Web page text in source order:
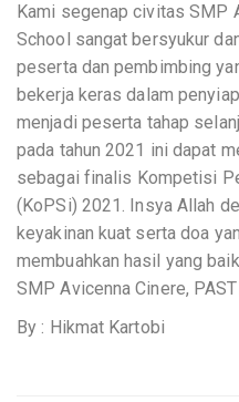
Kami segenap civitas SMP
School sangat bersyukur
peserta dan pembimbing
bekerja keras dalam
menjadi peserta tahap
pada tahun 2021 ini dapat
sebagai finalis Kompetisi
(KoPSi) 2021. Insya Allah
keyakinan kuat serta doa
membuahkan hasil yang
SMP Avicenna Cinere,
By : Hikmat Kartobi